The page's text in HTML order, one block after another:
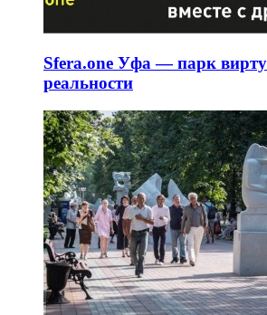
Sfera.one Уфа — парк
реальности